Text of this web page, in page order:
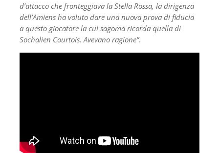
d’attacco che fronteggiava la Stella Rossa, la dirigenza
dell’Amiens ha voluto dare una nuova prova di fiducia
a questo giocatore la cui sagoma ricorda quella di
Sochalien Courtois. Avevano ragione”.